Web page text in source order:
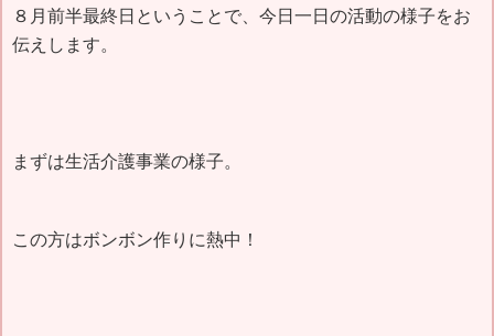
８月前半最終日ということで、今日一日の活動の様子をお
伝えします。
まずは生活介護事業の様子。
この方はボンボン作りに熱中！